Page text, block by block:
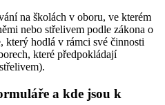
na školách v oboru, ve kterém
nebo střelivem podle zákona o
který hodlá v rámci své činnosti
které předpokládají
a kde jsou k